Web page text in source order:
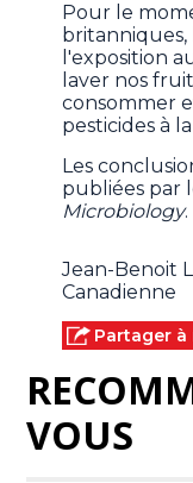
Pour le
l'exposition
laver nos
consommer
pesticides à
Les
publiées par
Microbiology.
Jean-Benoit
Canadienne
Partager
VOUS